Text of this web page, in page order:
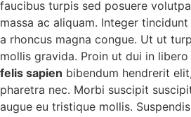
faucibus turpis sed posuere
massa ac aliquam. Integer
a rhoncus magna congue. Ut ut
mollis gravida. Proin ut dui in libero
felis sapien bibendum hendrerit
pharetra nec. Morbi suscipit
augue eu tristique mollis.